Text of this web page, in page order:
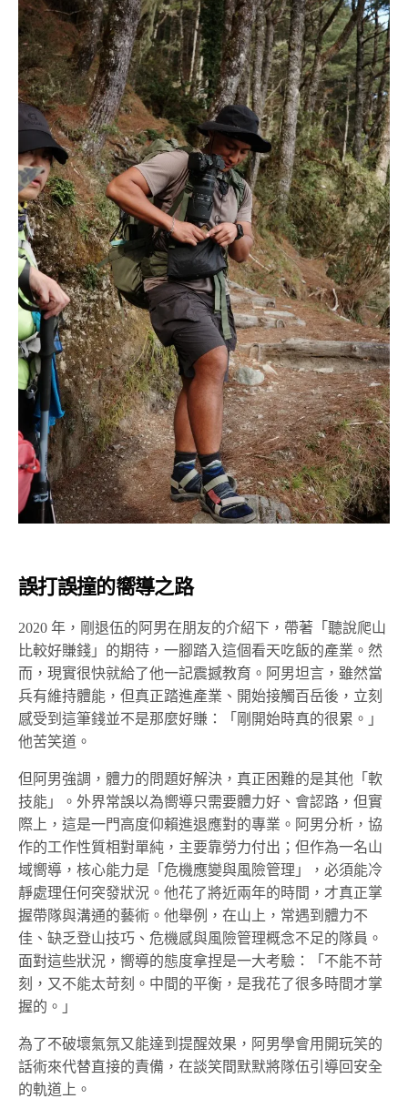
誤打誤撞的嚮導之路
2020 年，剛退伍的阿男在朋友的介紹下，帶著「聽說爬山
比較好賺錢」的期待，一腳踏入這個看天吃飯的產業。然
而，現實很快就給了他一記震撼教育。阿男坦言，雖然當
兵有維持體能，但真正踏進產業、開始接觸百岳後，立刻
感受到這筆錢並不是那麼好賺：「剛開始時真的很累。」
他苦笑道。
但阿男強調，體力的問題好解決，真正困難的是其他「軟
技能」。外界常誤以為嚮導只需要體力好、會認路，但實
際上，這是一門高度仰賴進退應對的專業。阿男分析，協
作的工作性質相對單純，主要靠勞力付出；但作為一名山
域嚮導，核心能力是「危機應變與風險管理」，必須能冷
靜處理任何突發狀況。他花了將近兩年的時間，才真正掌
握帶隊與溝通的藝術。他舉例，在山上，常遇到體力不
佳、缺乏登山技巧、危機感與風險管理概念不足的隊員。
面對這些狀況，嚮導的態度拿捏是一大考驗：「不能不苛
刻，又不能太苛刻。中間的平衡，是我花了很多時間才掌
握的。」
為了不破壞氣氛又能達到提醒效果，阿男學會用開玩笑的
話術來代替直接的責備，在談笑間默默將隊伍引導回安全
的軌道上。